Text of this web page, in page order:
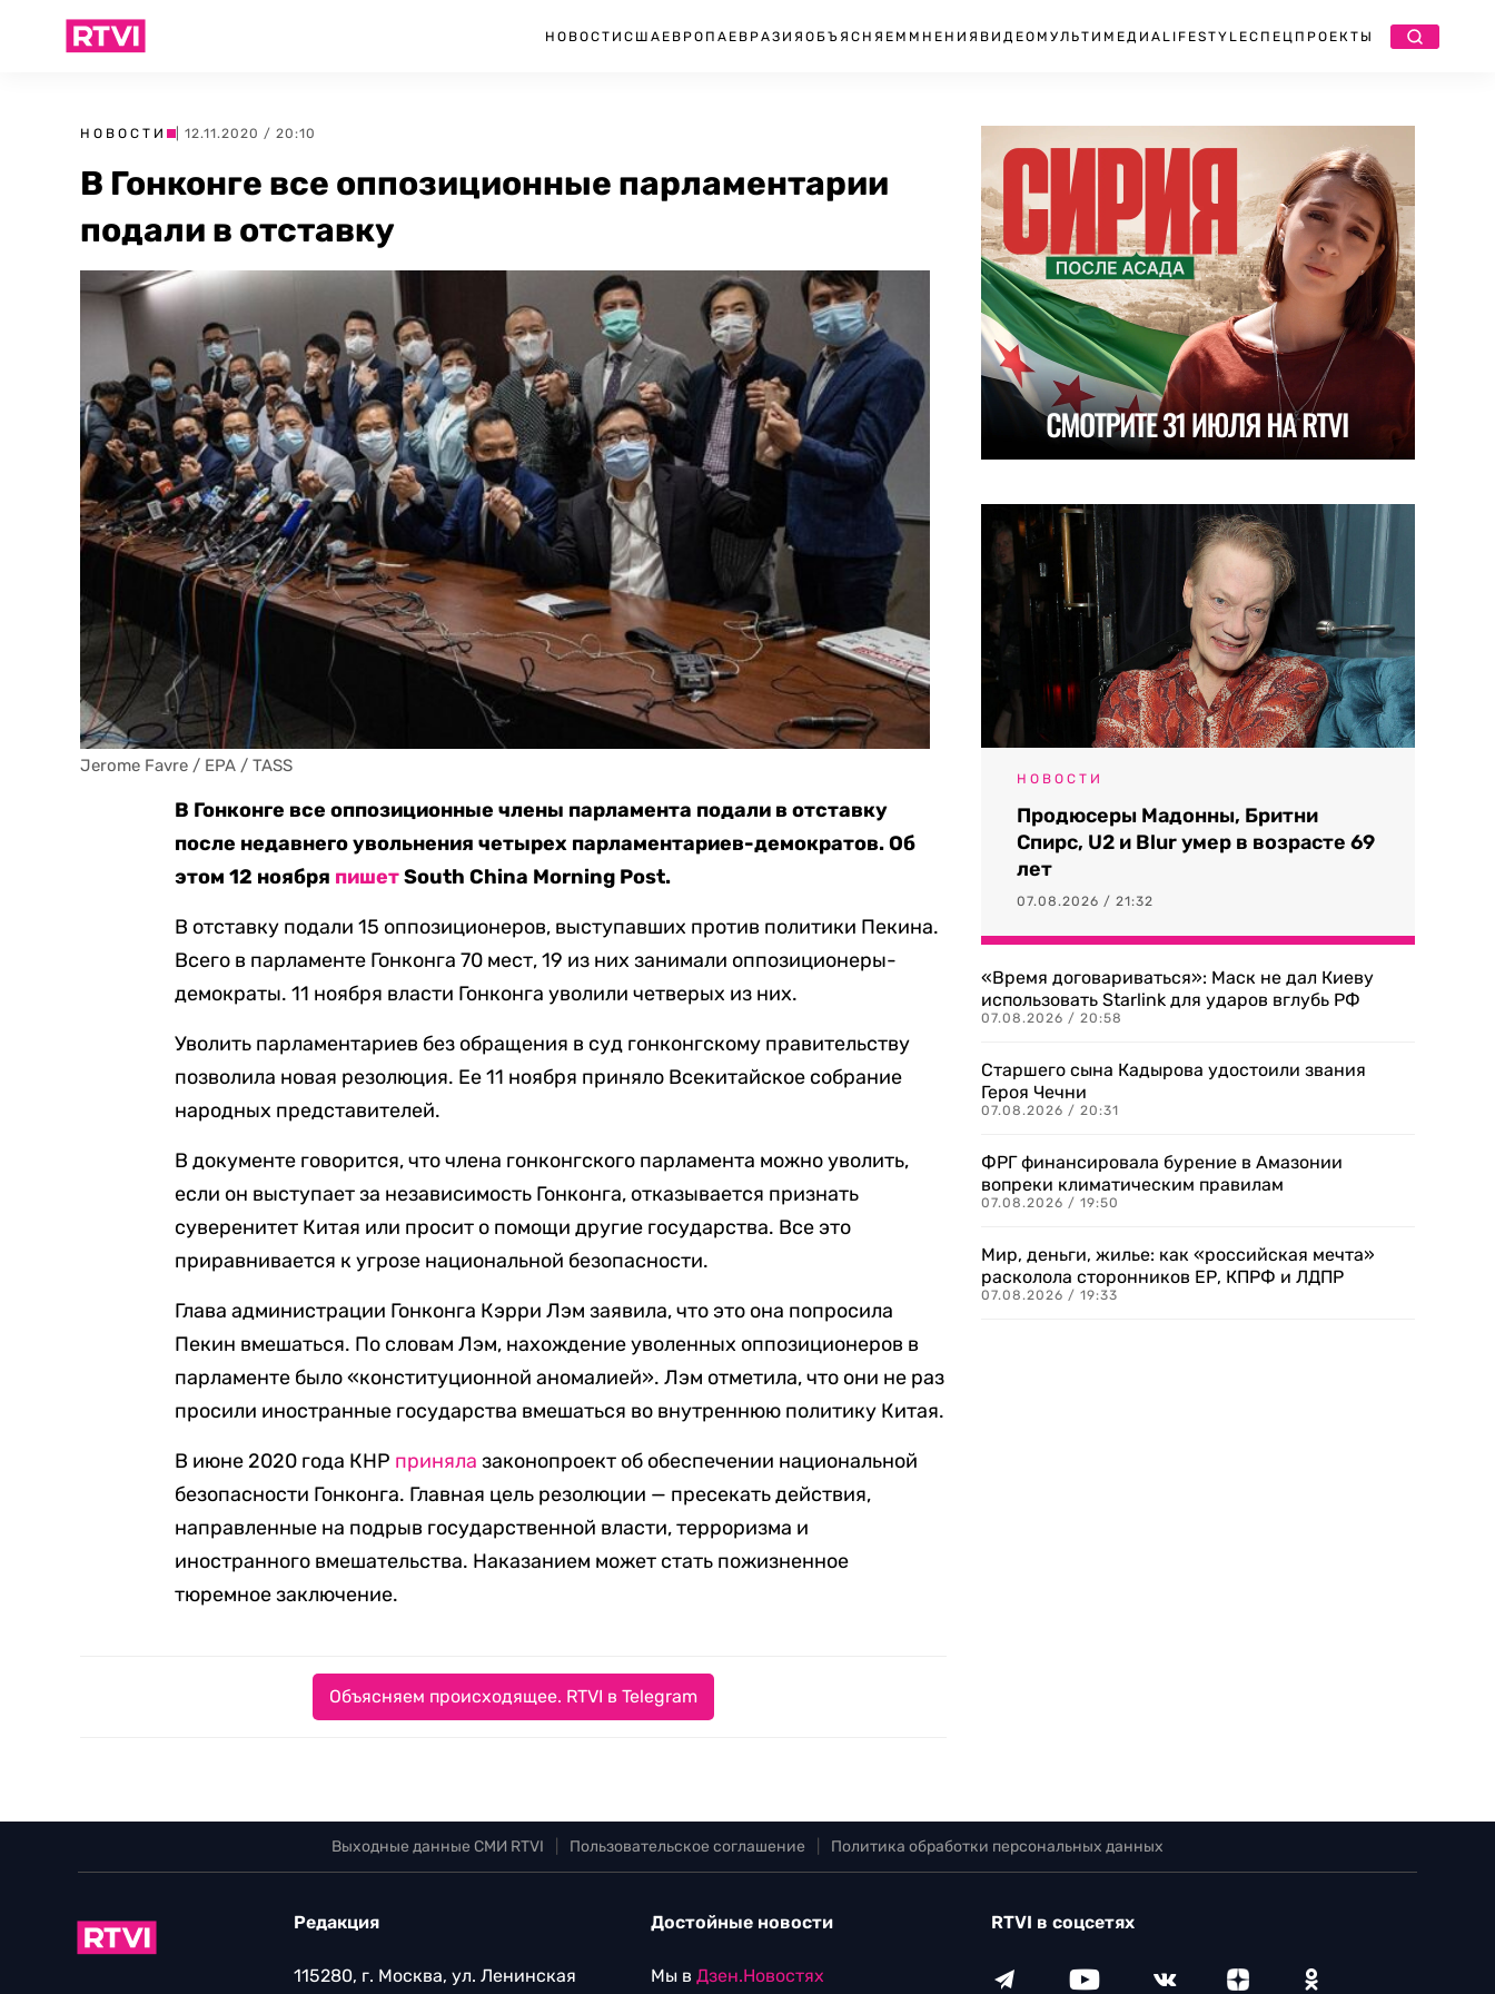
НОВОСТИ США ЕВРОПА ЕВРАЗИЯ ОБЪЯСНЯЕМ МНЕНИЯ ВИДЕО МУЛЬТИМЕДИА LIFESTYLEСПЕЦПРОЕКТЫ
НОВОСТИ | 12.11.2020 / 20:10
В Гонконге все оппозиционные парламентарии
подали в отставку
Jerome Favre / EPA / TASS
В Гонконге все оппозиционные члены парламента подали в отставку
после недавнего увольнения четырех парламентариев-демократов. Об
этом 12 ноября пишетSouth China Morning Post.
В отставку подали 15 оппозиционеров, выступавших против политики Пекина.
Всего в парламенте Гонконга 70 мест, 19 из них занимали оппозиционеры-
демократы. 11 ноября власти Гонконга уволили четверых из них.
Уволить парламентариев без обращения в суд гонконгскому правительству
позволила новая резолюция. Ее 11 ноября приняло Всекитайское собрание
народных представителей.
В документе говорится, что члена гонконгского парламента можно уволить,
если он выступает за независимость Гонконга, отказывается признать
суверенитет Китая или просит о помощи другие государства. Все это
приравнивается к угрозе национальной безопасности.
Глава администрации Гонконга Кэрри Лэм заявила, что это она попросила
Пекин вмешаться. По словам Лэм, нахождение уволенных оппозиционеров в
парламенте было «конституционной аномалией». Лэм отметила, что они не раз
просили иностранные государства вмешаться во внутреннюю политику Китая.
В июне 2020 года КНР приняла законопроект об обеспечении национальной
безопасности Гонконга. Главная цель резолюции — пресекать действия,
направленные на подрыв государственной власти, терроризма и
иностранного вмешательства. Наказанием может стать пожизненное
тюремное заключение.
Объясняем происходящее. RTVI в Telegram
НОВОСТИ
Продюсеры Мадонны, Бритни
Спирс, U2 и Blur умер в возрасте 69
лет
07.08.2026 / 21:32
«Время договариваться»: Маск не дал Киеву
использовать Starlink для ударов вглубь РФ
07.08.2026 / 20:58
Старшего сына Кадырова удостоили звания
Героя Чечни
07.08.2026 / 20:31
ФРГ финансировала бурение в Амазонии
вопреки климатическим правилам
07.08.2026 / 19:50
Мир, деньги, жилье: как «российская мечта»
расколола сторонников ЕР, КПРФ и ЛДПР
07.08.2026 / 19:33
Выходные данные СМИ RTVI Пользовательское соглашение Политика обработки персональных данных
Редакция
115280, г. Москва, ул. Ленинская
Достойные новости
Мы в Дзен.Новостях
RTVI в соцсетях